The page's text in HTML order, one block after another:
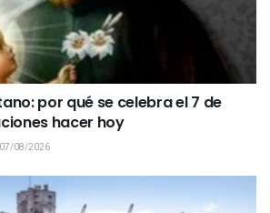
por qué se celebra el 7 de
hacer hoy
07/08/2026